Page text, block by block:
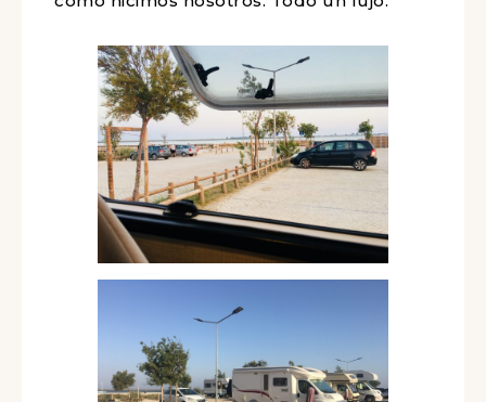
través de un paseo de madera. Si os
hace buena noche, podéis salir a tomar
el fresco a disfrutar de las estrellas con
una cerveza, como hicimos nosotros.
Todo un lujo.